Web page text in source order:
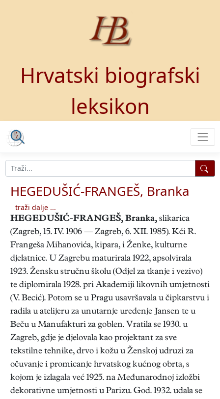
Hrvatski biografski
leksikon
HEGEDUŠIĆ-FRANGEŠ, Branka
traži dalje ...
HEGEDUŠIĆ-FRANGEŠ, Branka, slikarica
(Zagreb, 15. IV. 1906 — Zagreb, 6. XII. 1985). Kći R.
Frangeša Mihanovića, kipara, i Ženke, kulturne
djelatnice. U Zagrebu maturirala 1922, apsolvirala
1923. Žensku stručnu školu (Odjel za tkanje i vezivo)
te diplomirala 1928. pri Akademiji likovnih umjetnosti
(V. Becić). Potom se u Pragu usavršavala u čipkarstvu i
radila u atelijeru za unutarnje uređenje Jansen te u
Beču u Manufakturi za goblen. Vratila se 1930. u
Zagreb, gdje je djelovala kao projektant za sve
tekstilne tehnike, drvo i kožu u Ženskoj udruzi za
očuvanje i promicanje hrvatskog kućnog obrta, s
kojom je izlagala već 1925. na Međunarodnoj izložbi
dekorativne umjetnosti u Parizu. God. 1932. udala se